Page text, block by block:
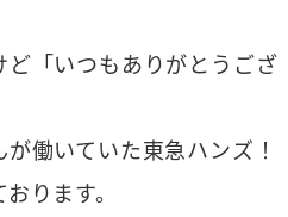
「いつもありがとうござ
働いていた東急ハンズ！
ります。